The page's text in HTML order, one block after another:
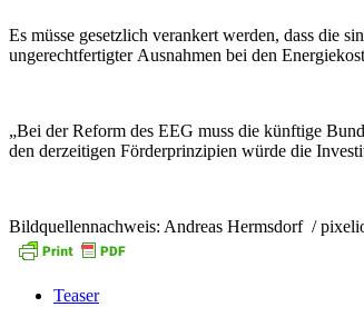
Es müsse gesetzlich verankert werden, dass die
ungerechtfertigter Ausnahmen bei den
„Bei der Reform des EEG muss die künftige
den derzeitigen Förderprinzipien würde die
Bildquellennachweis: Andreas Hermsdorf /
Teaser